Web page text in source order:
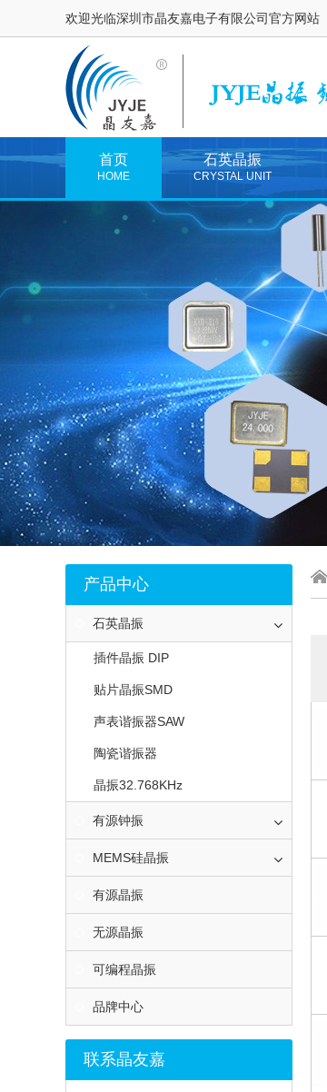
欢迎光临深圳市晶友嘉电子有限公司官方网站
首页
HOME
石英晶振
CRYSTAL UNIT
产品中心
石英晶振
插件晶振 DIP
贴片晶振SMD
声表谐振器SAW
陶瓷谐振器
晶振32.768KHz
有源钟振
MEMS硅晶振
有源晶振
无源晶振
可编程晶振
品牌中心
联系晶友嘉